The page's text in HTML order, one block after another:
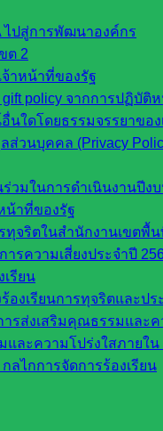
ไปสู่การพัฒนาองค์กร
ต 2
าหน้าที่ของรัฐ
policy จากการปฏิบั
ใดโดยธรรมจรรยาขอ
ส่วนบุคคล (Privacy
วมในการดำเนินงานปีง
น้าที่ของรัฐ
ทุจริตในสำนักงานเขต
ารความเสี่ยงประจำปี
เรียน
องเรียนการทุจริตและป
รส่งเสริมคุณธรรมและ
ละความโปร่งใสภายใน
ลไกการจัดการร้องเรียน